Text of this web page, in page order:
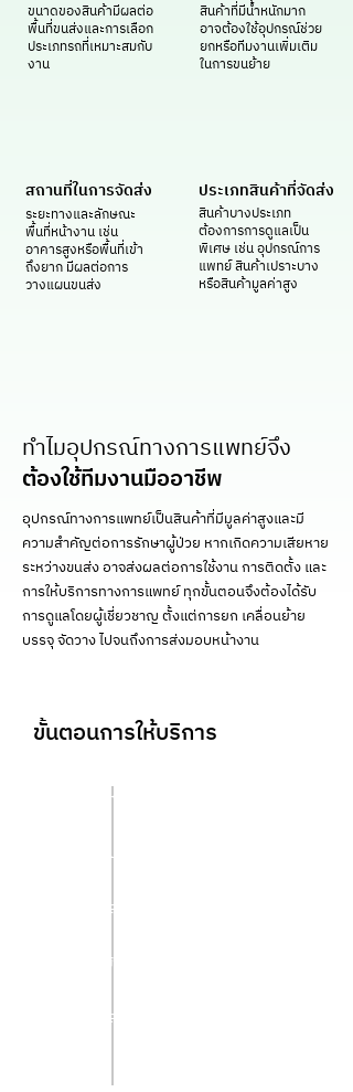
ขนาดของสินค้ามีผลต่อ
พื้นที่ขนส่งและการเลือก
ประเภทรถที่เหมาะสมกับ
งาน
สินค้าที่มีน้ำหนักมาก
อาจต้องใช้อุปกรณ์ช่วย
ยกหรือทีมงานเพิ่มเติม
ในการขนย้าย
สถานที่ในการจัดส่ง
ระยะทางและลักษณะ
พื้นที่หน้างาน เช่น
อาคารสูงหรือพื้นที่เข้า
ถึงยาก มีผลต่อการ
วางแผนขนส่ง
ประเภทสินค้าที่จัดส่ง
สินค้าบางประเภท
ต้องการการดูแลเป็น
พิเศษ เช่น อุปกรณ์การ
แพทย์ สินค้าเปราะบาง
หรือสินค้ามูลค่าสูง
ทำไมอุปกรณ์ทางการแพทย์จึง
ต้องใช้ทีมงานมืออาชีพ
อุปกรณ์ทางการแพทย์เป็นสินค้าที่มีมูลค่าสูงและมี
ความสำคัญต่อการรักษาผู้ป่วย หากเกิดความเสียหาย
ระหว่างขนส่ง อาจส่งผลต่อการใช้งาน การติดตั้ง และ
การให้บริการทางการแพทย์ ทุกขั้นตอนจึงต้องได้รับ
การดูแลโดยผู้เชี่ยวชาญ ตั้งแต่การยก เคลื่อนย้าย
บรรจุ จัดวาง ไปจนถึงการส่งมอบหน้างาน
ขั้นตอนการให้บริการ
สำรวจหน้างาน
วางแผนการขนย้าย
บรรจุและยึดสินค้า
เคลื่อนย้ายขึ้น-ลงรถ
ติดตามสถานะระหว่างขนส่ง